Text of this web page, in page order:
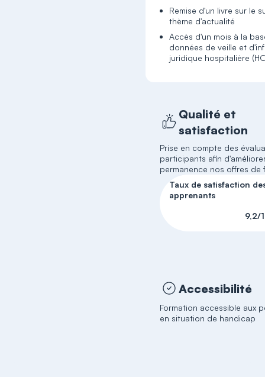
Remise d'un livre sur le
thème d'actualité
Accès d'un mois à la
données de veille et
juridique hospitalière
Qualité et
satisfaction
Prise en compte des
participants afin
permanence nos offres de
Taux de satisfaction
apprenants
9,2/
Accessibilité
Formation accessible aux
en situation de handicap